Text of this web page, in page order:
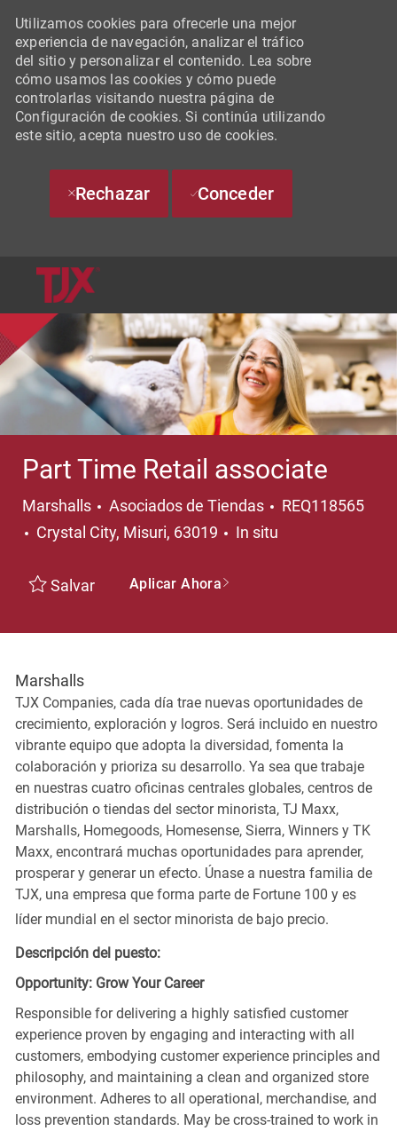
Utilizamos cookies para ofrecerle una mejor
experiencia de navegación, analizar el tráfico
del sitio y personalizar el contenido. Lea sobre
cómo usamos las cookies y cómo puede
controlarlas visitando nuestra página de
Configuración de cookies. Si continúa utilizando
este sitio, acepta nuestro uso de cookies.
Rechazar Conceder
Part Time Retail associate
Marshalls Categoría
Asociados de Tiendas
REQ118565
Ubicación
Crystal City, Misuri, 63019 In situ
Salvar Aplicar Ahora
Marshalls
TJX Companies, cada día trae nuevas oportunidades de
crecimiento, exploración y logros. Será incluido en nuestro
vibrante equipo que adopta la diversidad, fomenta la
colaboración y prioriza su desarrollo. Ya sea que trabaje
en nuestras cuatro oficinas centrales globales, centros de
distribución o tiendas del sector minorista, TJ Maxx,
Marshalls, Homegoods, Homesense, Sierra, Winners y TK
Maxx, encontrará muchas oportunidades para aprender,
prosperar y generar un efecto. Únase a nuestra familia de
TJX, una empresa que forma parte de Fortune 100 y es
líder mundial en el sector minorista de bajo precio.
Descripción del puesto:
Opportunity: Grow Your Career
Responsible for delivering a highly satisfied customer
experience proven by engaging and interacting with all
customers, embodying customer experience principles and
philosophy, and maintaining a clean and organized store
environment. Adheres to all operational, merchandise, and
loss prevention standards. May be cross-trained to work in